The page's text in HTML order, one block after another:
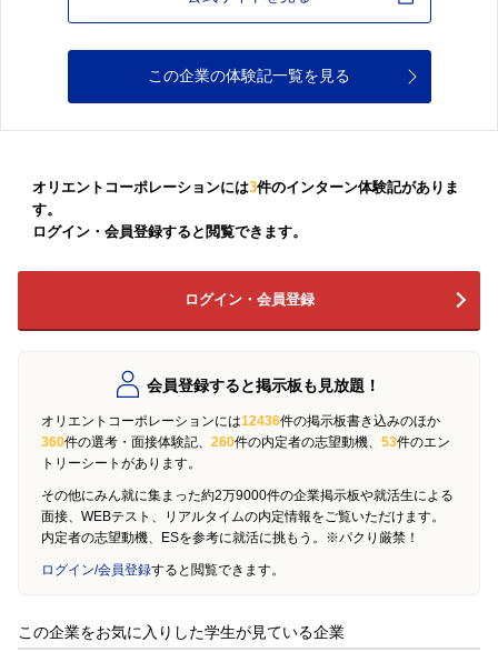
この企業の体験記一覧を見る
オリエントコーポレーションには3件のインターン体験記がありま
す。
ログイン・会員登録すると閲覧できます。
ログイン・会員登録
会員登録すると掲示板も見放題！
オリエントコーポレーションには12436件の掲示板書き込みのほか
360件の選考・面接体験記、 260件の内定者の志望動機、 53件のエン
トリーシートがあります。
その他にみん就に集まった約2万9000件の企業掲示板や就活生による
面接、WEBテスト、リアルタイムの内定情報をご覧いただけます。
内定者の志望動機、ESを参考に就活に挑もう。※パクり厳禁！
ログイン/会員登録すると閲覧できます。
この企業をお気に入りした学生が見ている企業